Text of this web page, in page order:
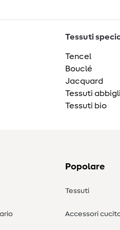
Tessuti
Tencel
Bouclé
Jacquard
Tessuti
Tessuti bio
Popolare
Tessuti
Accessori